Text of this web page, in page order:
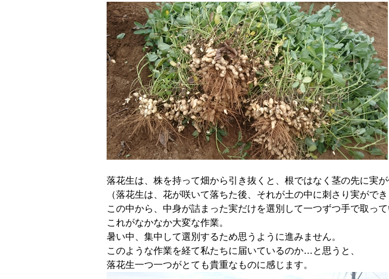
落花生は、株を持って畑から引き抜くと、根ではなく茎の先に実が
（落花生は、花が咲いて落ちた後、それが土の中に刺さり実ができ
この中から、中身が詰まった実だけを選別して一つずつ手で取って
これがなかなか大変な作業。
暑い中、集中して選別するため思うように進みません。
このような作業を経て私たちに届いているのか…と思うと、
落花生一つ一つがとても貴重なものに感じます。